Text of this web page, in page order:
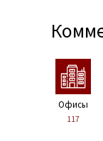
Офисы
117